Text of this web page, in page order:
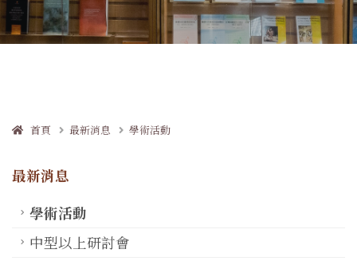
首頁 最新消息 學術活動
最新消息
學術活動
中型以上研討會